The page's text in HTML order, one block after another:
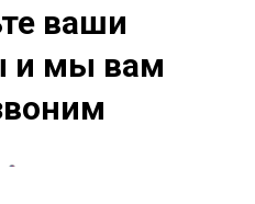
ваши
и мы вам